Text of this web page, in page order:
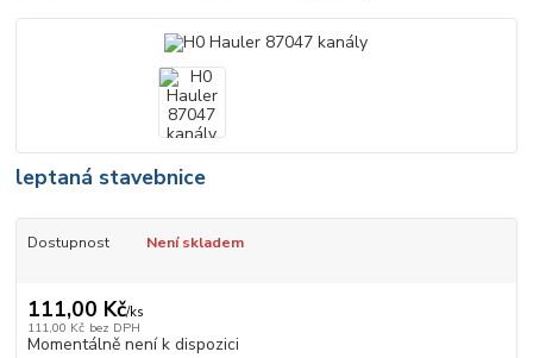
leptaná stavebnice
Dostupnost Není skladem
111,00 Kč/ks
111,00 Kč bez DPH
Momentálně není k dispozici